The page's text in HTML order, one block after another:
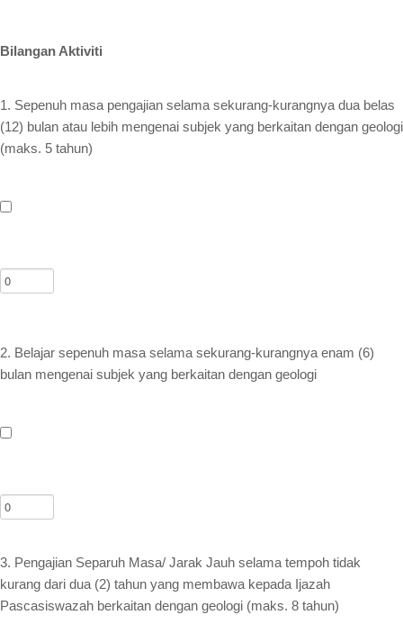
News/Media
Check Your CPD Points
Calculator of CPD points
Bilangan Aktiviti
1. Sepenuh masa pengajian selama sekurang-kurangnya dua belas
(12) bulan atau lebih mengenai subjek yang berkaitan dengan geologi
(maks. 5 tahun)
2. Belajar sepenuh masa selama sekurang-kurangnya enam (6)
bulan mengenai subjek yang berkaitan dengan geologi
3. Pengajian Separuh Masa/ Jarak Jauh selama tempoh tidak
kurang dari dua (2) tahun yang membawa kepada Ijazah
Pascasiswazah berkaitan dengan geologi (maks. 8 tahun)